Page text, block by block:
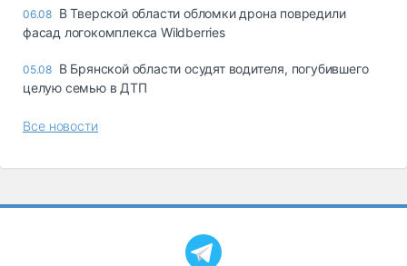
06.08 В Тверской области обломки дрона повредили
фасад логокомплекса Wildberries
05.08 В Брянской области осудят водителя, погубившего
целую семью в ДТП
Все новости